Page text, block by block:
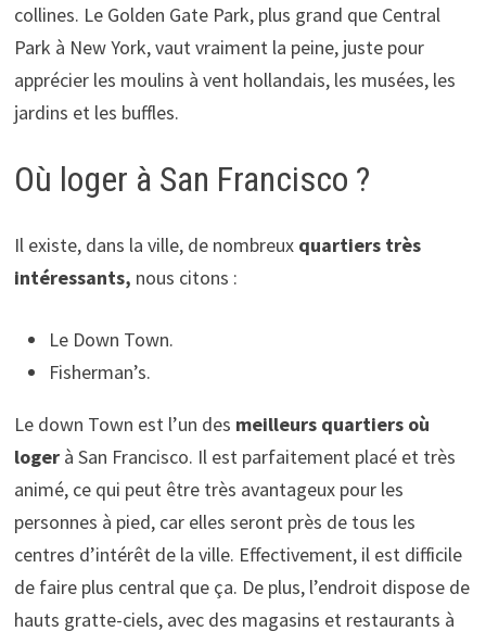
collines. Le Golden Gate Park, plus grand que Central
Park à New York, vaut vraiment la peine, juste pour
apprécier les moulins à vent hollandais, les musées, les
jardins et les buffles.
Où loger à San Francisco ?
Il existe, dans la ville, de nombreux quartiers très
intéressants, nous citons :
Le Down Town.
Fisherman’s.
Le down Town est l’un des meilleurs quartiers où
loger à San Francisco. Il est parfaitement placé et très
animé, ce qui peut être très avantageux pour les
personnes à pied, car elles seront près de tous les
centres d’intérêt de la ville. Effectivement, il est difficile
de faire plus central que ça. De plus, l’endroit dispose de
hauts gratte-ciels, avec des magasins et restaurants à